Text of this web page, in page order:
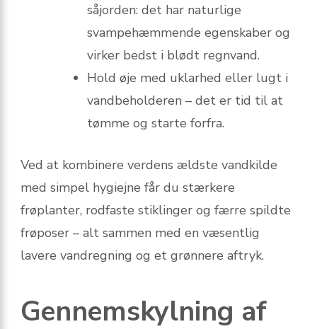
såjorden: det har naturlige
svampehæmmende egenskaber og
virker bedst i blødt regnvand.
Hold øje med uklarhed eller lugt i
vandbeholderen – det er tid til at
tømme og starte forfra.
Ved at kombinere verdens ældste vandkilde
med simpel hygiejne får du stærkere
frøplanter, rodfaste stiklinger og færre spildte
frøposer – alt sammen med en væsentlig
lavere vandregning og et grønnere aftryk.
Gennemskylning af